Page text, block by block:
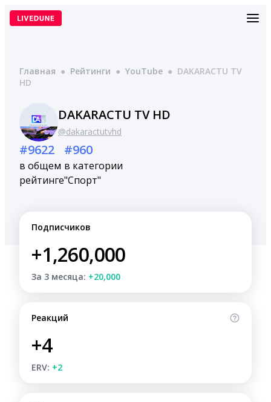
Перейти
Главная ● Рейтинги ● YouTube ● DAKARACTU TV
HD
DAKARACTU TV HD
@dakaractutvhd
#9622
в общем
рейтинге
#960
в категории
"Спорт"
Подписчиков
+1,260,000
За 3 месяца: +20,000
Реакций
+4
ERV: +2